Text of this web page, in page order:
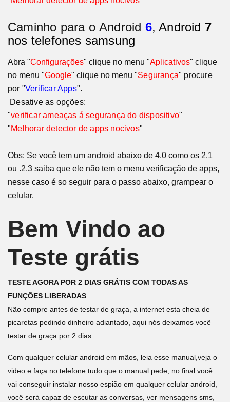
Caminho para o Android 6, Android 7
nos telefones samsung
Abra "Configurações" clique no menu "Aplicativos" clique
no menu "Google" clique no menu "Segurança" procure
por "Verificar Apps".
Desative as opções:
"verificar ameaças á segurança do dispositivo"
"Melhorar detector de apps nocivos"
Obs: Se você tem um android abaixo de 4.0 como os 2.1
ou .2.3 saiba que ele não tem o menu verificação de apps,
nesse caso é so seguir para o passo abaixo, grampear o
celular.
Bem Vindo ao
Teste grátis
TESTE AGORA POR 2 DIAS GRÁTIS COM TODAS AS
FUNÇÕES LIBERADAS
Não compre antes de testar de graça, a internet esta cheia de
picaretas pedindo dinheiro adiantado, aqui nós deixamos você
testar de graça por 2 dias.
Com qualquer celular android em mãos, leia esse manual,veja o
video e faça no telefone tudo que o manual pede, no final você
vai conseguir instalar nosso espião em qualquer celular android,
você será capaz de escutar as conversas, ver mensagens sms,